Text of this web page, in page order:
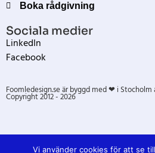
Boka rådgivning
Sociala medier
LinkedIn
Facebook
Foomledesign.se är byggd med ❤ i
Copyright 2012 - 2026
Vi använder cookies för att se